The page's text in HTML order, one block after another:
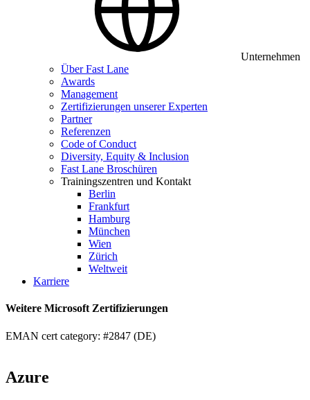
Unternehmen
Über Fast Lane
Awards
Management
Zertifizierungen unserer Experten
Partner
Referenzen
Code of Conduct
Diversity, Equity & Inclusion
Fast Lane Broschüren
Trainingszentren und Kontakt
Berlin
Frankfurt
Hamburg
München
Wien
Zürich
Weltweit
Karriere
Weitere Microsoft Zertifizierungen
EMAN cert category: #2847 (DE)
Azure